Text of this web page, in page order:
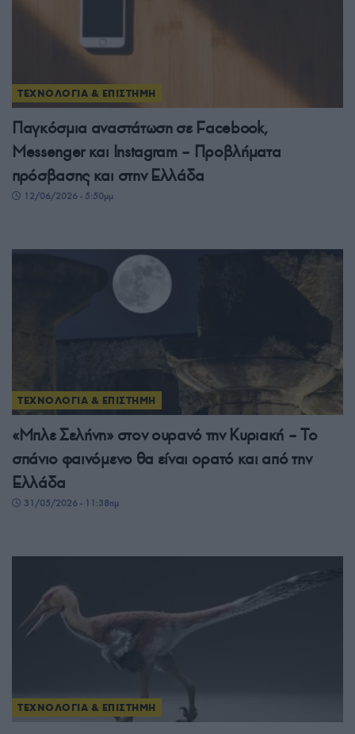
ΤΕΧΝΟΛΟΓΙΑ & ΕΠΙΣΤΗΜΗ
Παγκόσμια αναστάτωση σε Facebook,
Messenger και Instagram – Προβλήματα
πρόσβασης και στην Ελλάδα
12/06/2026 - 5:50μμ
ΤΕΧΝΟΛΟΓΙΑ & ΕΠΙΣΤΗΜΗ
«Μπλε Σελήνη» στον ουρανό την Κυριακή – Το
σπάνιο φαινόμενο θα είναι ορατό και από την
Ελλάδα
31/05/2026 - 11:38πμ
ΤΕΧΝΟΛΟΓΙΑ & ΕΠΙΣΤΗΜΗ